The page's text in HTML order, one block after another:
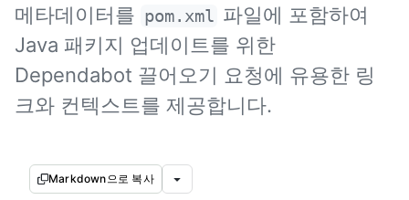
메타데이터를 pom.xml 파일에 포함하여
Java 패키지 업데이트를 위한
Dependabot 끌어오기 요청에 유용한 링
크와 컨텍스트를 제공합니다.
Markdown으로 복사